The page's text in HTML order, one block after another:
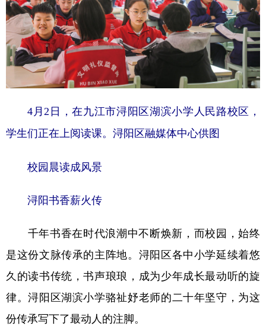
4月2日，在九江市浔阳区湖滨小学人民路校区，
学生们正在上阅读课。浔阳区融媒体中心供图
校园晨读成风景
浔阳书香薪火传
千年书香在时代浪潮中不断焕新，而校园，始终
是这份文脉传承的主阵地。浔阳区各中小学延续着悠
久的读书传统，书声琅琅，成为少年成长最动听的旋
律。浔阳区湖滨小学骆祉妤老师的二十年坚守，为这
份传承写下了最动人的注脚。